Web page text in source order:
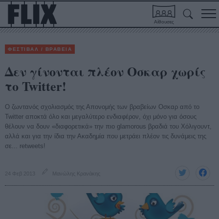
Αίθουσες
ΦΕΣΤΙΒΑΛ / ΒΡΑΒΕΙΑ
Δεν γίνονται πλέον Οσκαρ χωρίς
το Twitter!
Ο ζωντανός σχολιασμός της Απονομής των βραβείων Οσκαρ από το
Twitter αποκτά όλο και μεγαλύτερο ενδιαφέρον, όχι μόνο για όσους
θέλουν να δουν «διαφορετικά» την πιο glamorous βραδιά του Χόλιγουντ,
αλλά και για την ίδια την Ακαδημία που μετράει πλέον τις δυνάμεις της
σε... retweets!
24 Φεβ 2013 Μανώλης Κρανάκης